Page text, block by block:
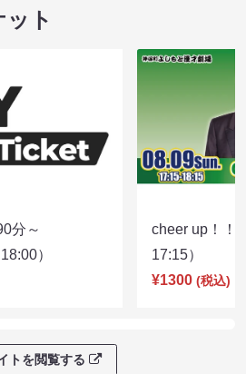
ト
分～
）
cheer up！
17:15）
¥1300 (税込)
トを閲覧する